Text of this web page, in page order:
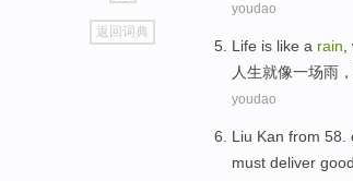
go
top
返回词典
youdao
Life is like a rain
人生就像一场雨 ，
youdao
Liu Kan from 58.
must deliver